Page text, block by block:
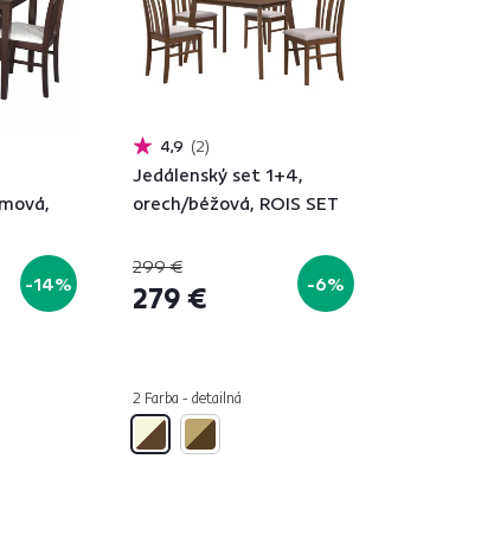
-14%
4,9 2
Jedálenský set 1+4,
orech/béžová, ROIS SET
299 €
279 € -6%
2 Farba - detailná